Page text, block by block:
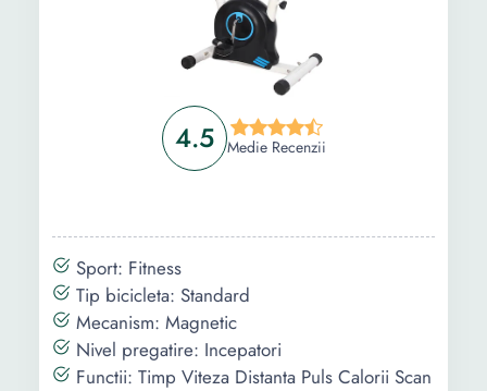
4.5 Medie Recenzii
Sport: Fitness
Tip bicicleta: Standard
Mecanism: Magnetic
Nivel pregatire: Incepatori
Functii: Timp Viteza Distanta Puls Calorii Scan